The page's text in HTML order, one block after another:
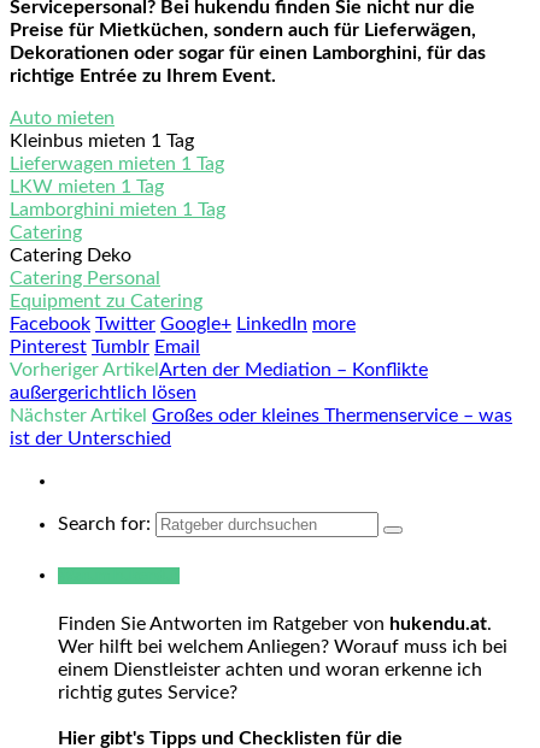
Servicepersonal? Bei hukendu finden Sie nicht nur die
Preise für Mietküchen, sondern auch für Lieferwägen,
Dekorationen oder sogar für einen Lamborghini, für das
richtige Entrée zu Ihrem Event.
Auto mieten
Kleinbus mieten 1 Tag
Lieferwagen mieten 1 Tag
LKW mieten 1 Tag
Lamborghini mieten 1 Tag
Catering
Catering Deko
Catering Personal
Equipment zu Catering
Facebook Twitter Google+ LinkedIn more
Pinterest Tumblr Email
Vorheriger Artikel Arten der Mediation – Konflikte
außergerichtlich lösen
Nächster Artikel Großes oder kleines Thermenservice – was
ist der Unterschied
Search for:
Finden Sie Antworten im Ratgeber von hukendu.at.
Wer hilft bei welchem Anliegen? Worauf muss ich bei
einem Dienstleister achten und woran erkenne ich
richtig gutes Service?
Hier gibt's Tipps und Checklisten für die